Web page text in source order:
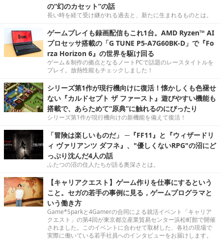
の“幻のカセット”の話
長い時を経て受け継がれる過去と、新たに生まれるものとは。
ゲームプレイも録画配信もこれ1台。AMD Ryzen™ AI
プロセッサ搭載の「G TUNE P5-A7G60BK-D」で『Fo
rza Horizon 6』の世界を駆け回る
ゲーム＆制作の拠点となるノートPCで話題のレースタイトルを
プレイ。放熱性能もチェックしました！
シリーズ第1作が現行機向けに復活！懐かしくも色褪せ
ない『カルドセプト ザ ファースト』遊びやすい機能も
搭載で、あらためて“原典”に触れるのにぴったり
シリーズ第1作が現行機向けの新機能を備えて復活！
「冒険は楽しいものだ」 ─『FF11』と『ウィザードリ
ィ ヴァリアンツ ダフネ』、"優しくないRPG"の沼にど
っぷり沈んだ4人の話
ふたつの沼の住人たちが語る奥深さとは。
【キャリアクエスト】ゲーム作りを仕事にするという
こと。セガの若手の事例に見る，ゲームプログラマと
いう働き方
Game*Sparkと4Gamerの合同による就活イベント「キャリア
クエスト」の第4回が東京都立産業貿易センター浜松町館で開催
されました。このイベントに合わせて取材した、各社の現場で
実際に働いている若手社員へのインタビューをお届けします。